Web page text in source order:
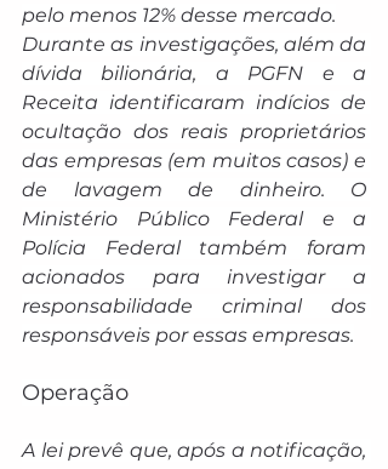
pelo menos 12% desse mercado.
Durante as investigações, além da
dívida bilionária, a PGFN e a
Receita identificaram indícios de
ocultação dos reais proprietários
das empresas (em muitos casos) e
de lavagem de dinheiro. O
Ministério Público Federal e a
Polícia Federal também foram
acionados para investigar a
responsabilidade criminal dos
responsáveis por essas empresas.
Operação
A lei prevê que, após a notificação,